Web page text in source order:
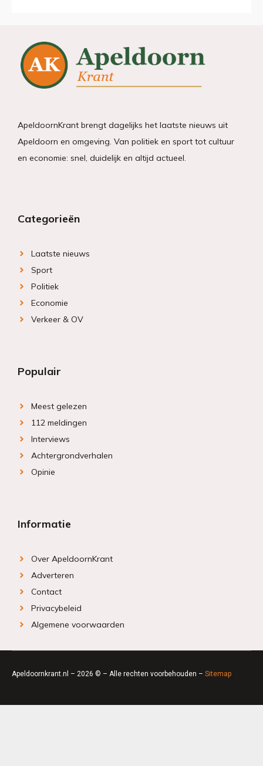
ApeldoornKrant brengt dagelijks het laatste nieuws uit
Apeldoorn en omgeving. Van politiek en sport tot cultuur
en economie: snel, duidelijk en altijd actueel.
Categorieën
Laatste nieuws
Sport
Politiek
Economie
Verkeer & OV
Populair
Meest gelezen
112 meldingen
Interviews
Achtergrondverhalen
Opinie
Informatie
Over ApeldoornKrant
Adverteren
Contact
Privacybeleid
Algemene voorwaarden
Apeldoornkrant.nl – 2026 © – Alle rechten voorbehouden – Sitemap